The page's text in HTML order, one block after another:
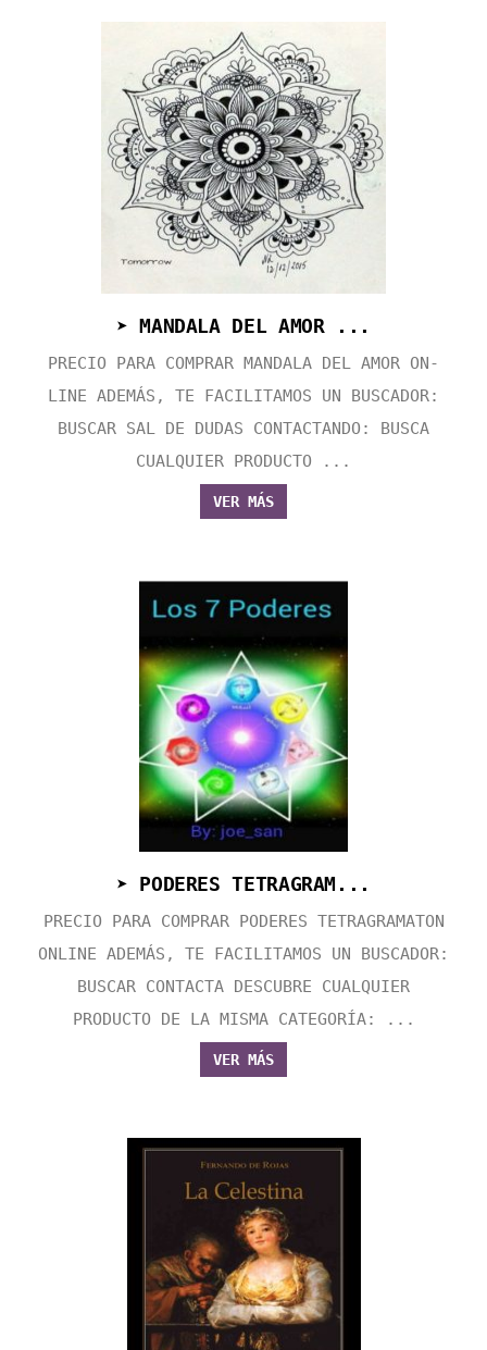
➤ MANDALA DEL AMOR ...
PRECIO PARA COMPRAR MANDALA DEL AMOR ON-
LINE ADEMÁS, TE FACILITAMOS UN BUSCADOR:
BUSCAR SAL DE DUDAS CONTACTANDO: BUSCA
CUALQUIER PRODUCTO ...
VER MÁS
➤ PODERES TETRAGRAM...
PRECIO PARA COMPRAR PODERES TETRAGRAMATON
ONLINE ADEMÁS, TE FACILITAMOS UN BUSCADOR:
BUSCAR CONTACTA DESCUBRE CUALQUIER
PRODUCTO DE LA MISMA CATEGORÍA: ...
VER MÁS